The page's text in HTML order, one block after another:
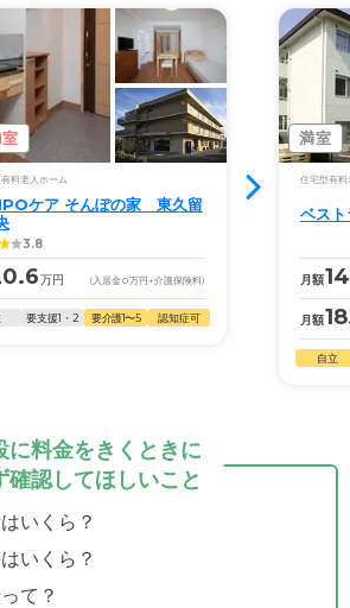
料老人ホーム
ケア そんぽの家 東久留
3.8
万円 (入居金0万円 +介護保険料)
要支援1・2 要介護1〜5 認知症可
満室
住宅型有料
ベス
月額
月額
自立
に料金をきくときに
確認してほしいこと
いくら？
いくら？
て？